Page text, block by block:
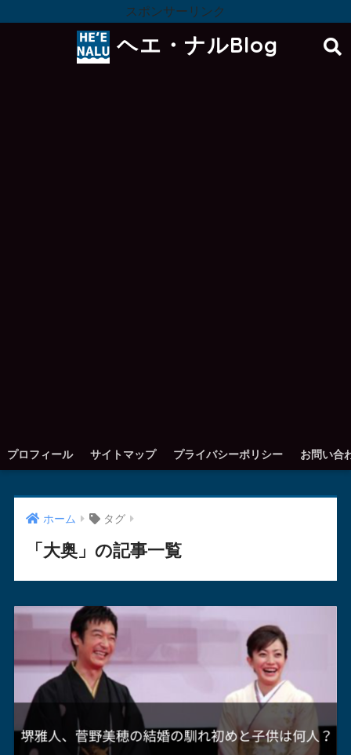
スポンサーリンク
ヘエ・ナルBlog
プロフィール サイトマップ プライバシーポリシー お問い合
ホーム タグ
「大奥」の記事一覧